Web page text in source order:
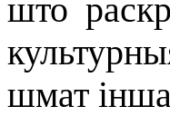
што
шмат